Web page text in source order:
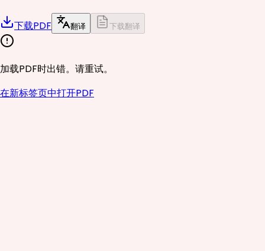
下载PDF 翻译 下载翻译
加载PDF时出错。请重试。
在新标签页中打开PDF